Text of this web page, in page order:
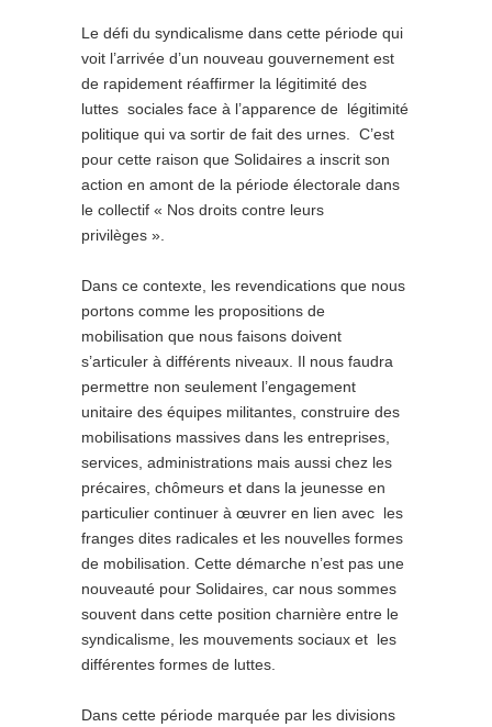
Le défi du syndicalisme dans cette période qui
voit l’arrivée d’un nouveau gouvernement est
de rapidement réaffirmer la légitimité des
luttes sociales face à l’apparence de légitimité
politique qui va sortir de fait des urnes. C’est
pour cette raison que Solidaires a inscrit son
action en amont de la période électorale dans
le collectif « Nos droits contre leurs
privilèges ».
Dans ce contexte, les revendications que nous
portons comme les propositions de
mobilisation que nous faisons doivent
s’articuler à différents niveaux. Il nous faudra
permettre non seulement l’engagement
unitaire des équipes militantes, construire des
mobilisations massives dans les entreprises,
services, administrations mais aussi chez les
précaires, chômeurs et dans la jeunesse en
particulier continuer à œuvrer en lien avec les
franges dites radicales et les nouvelles formes
de mobilisation. Cette démarche n’est pas une
nouveauté pour Solidaires, car nous sommes
souvent dans cette position charnière entre le
syndicalisme, les mouvements sociaux et les
différentes formes de luttes.
Dans cette période marquée par les divisions